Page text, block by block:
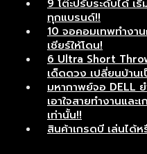
9 โต๊ะปรับระดับได้ เ
ทุกแบรนด์!!
10 จอคอมเทพทำงา
เชียร์ให้โดน!
6 Ultra Short
เด็ดดวง เปลี่ยนบ้าน
มหากาพย์จอ DELL
เอาใจสายทำงานแล
เท่านั้น!!
สินค้าเกรดบี เล่นได้